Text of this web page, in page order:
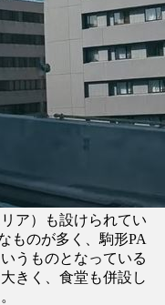
ア）も設けられてい
ものが多く、駒形PA
うものとなっている
きく、食堂も併設し